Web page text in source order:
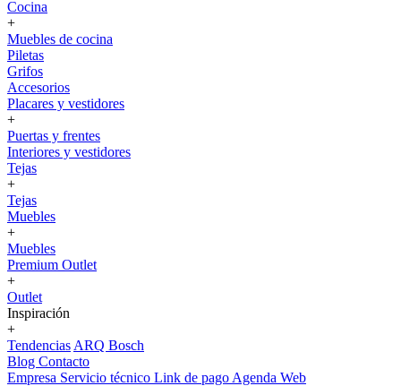
Cocina
+
Muebles de cocina
Piletas
Grifos
Accesorios
Placares y vestidores
+
Puertas y frentes
Interiores y vestidores
Tejas
+
Tejas
Muebles
+
Muebles
Premium Outlet
+
Outlet
Inspiración
+
Tendencias ARQ Bosch
Blog Contacto
Empresa Servicio técnico Link de pago Agenda Web